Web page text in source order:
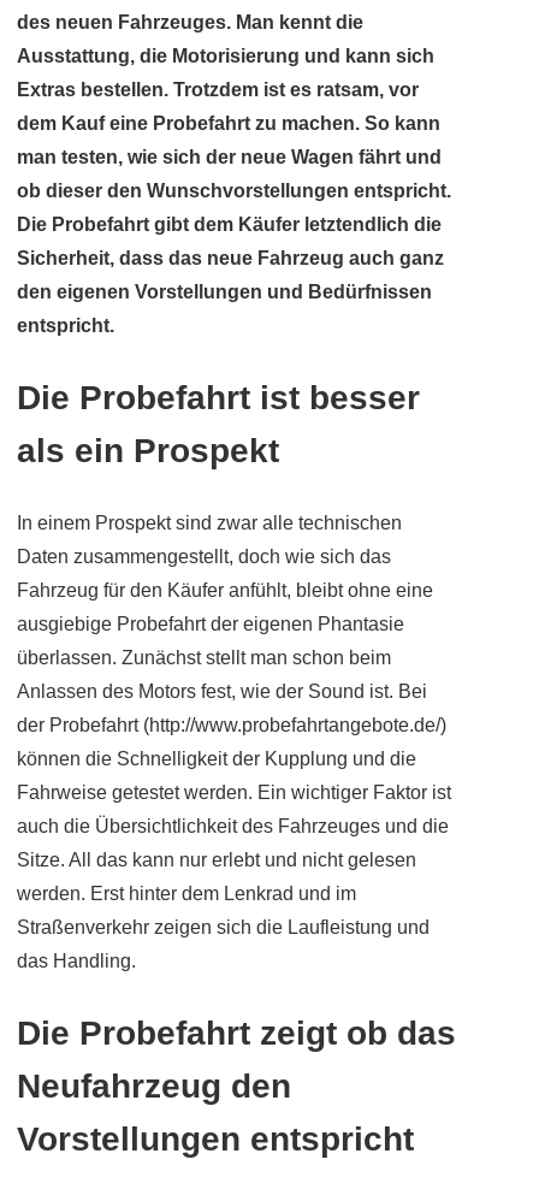
des neuen Fahrzeuges. Man kennt die
Ausstattung, die Motorisierung und kann sich
Extras bestellen. Trotzdem ist es ratsam, vor
dem Kauf eine Probefahrt zu machen. So kann
man testen, wie sich der neue Wagen fährt und
ob dieser den Wunschvorstellungen entspricht.
Die Probefahrt gibt dem Käufer letztendlich die
Sicherheit, dass das neue Fahrzeug auch ganz
den eigenen Vorstellungen und Bedürfnissen
entspricht.
Die Probefahrt ist besser
als ein Prospekt
In einem Prospekt sind zwar alle technischen
Daten zusammengestellt, doch wie sich das
Fahrzeug für den Käufer anfühlt, bleibt ohne eine
ausgiebige Probefahrt der eigenen Phantasie
überlassen. Zunächst stellt man schon beim
Anlassen des Motors fest, wie der Sound ist. Bei
der Probefahrt (http://www.probefahrtangebote.de/)
können die Schnelligkeit der Kupplung und die
Fahrweise getestet werden. Ein wichtiger Faktor ist
auch die Übersichtlichkeit des Fahrzeuges und die
Sitze. All das kann nur erlebt und nicht gelesen
werden. Erst hinter dem Lenkrad und im
Straßenverkehr zeigen sich die Laufleistung und
das Handling.
Die Probefahrt zeigt ob das
Neufahrzeug den
Vorstellungen entspricht